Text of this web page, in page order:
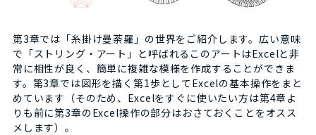
第3章では「糸掛け曼荼羅」の世界をご紹介します。広い意味
で「ストリング・アート」と呼ばれるこのアートはExcelと非
常に相性が良く、簡単に複雑な模様を作成することができま
す。第3章では図形を描く第1歩としてExcelの基本操作をまと
めています（そのため、Excelをすぐに使いたい方は第4章よ
りも前に第3章のExcel操作の部分はおさておくことをオスス
メします）。